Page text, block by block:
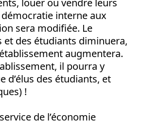
interne aux
sera modifiée. Le
des étudiants diminuera,
augmentera.
il pourra y
d’élus des étudiants, et
!
de l’économie